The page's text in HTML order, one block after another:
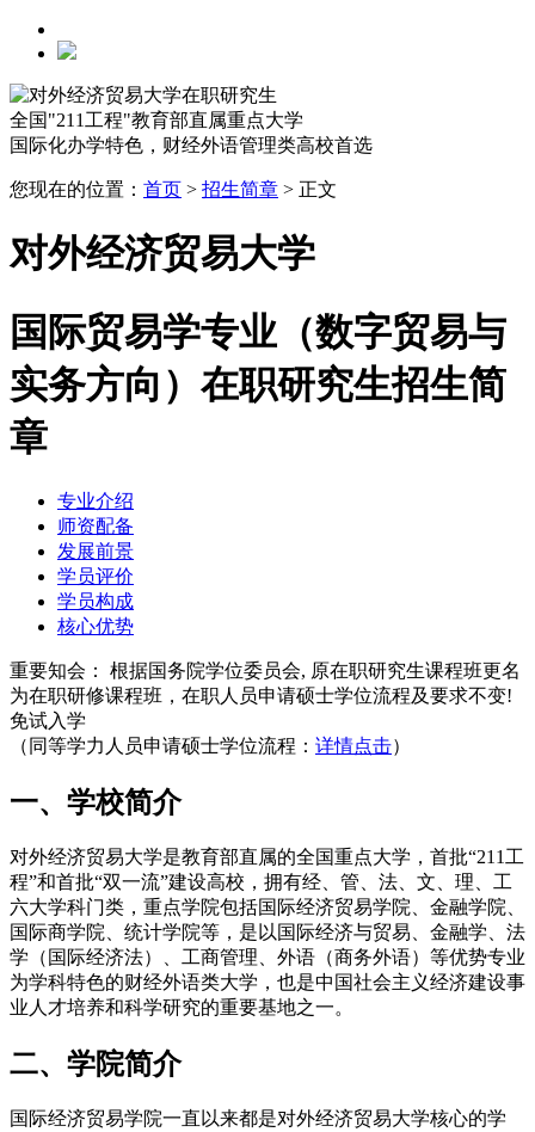
全国"211工程"教育部直属重点大学
国际化办学特色，财经外语管理类高校首选
您现在的位置： 首页 > 招生简章 > 正文
对外经济贸易大学
国际贸易学专业（数字贸易与
实务方向）在职研究生招生简
章
专业介绍
师资配备
发展前景
学员评价
学员构成
核心优势
重要知会：
根据国务院学位委员会, 原在职研究生课程班更名
为在职研修课程班，在职人员申请硕士学位流程及要求不变!
免试入学
（同等学力人员申请硕士学位流程： 详情点击）
一、学校简介
对外经济贸易大学是教育部直属的全国重点大学，首批“211工
程”和首批“双一流”建设高校，拥有经、管、法、文、理、工
六大学科门类，重点学院包括国际经济贸易学院、金融学院、
国际商学院、统计学院等，是以国际经济与贸易、金融学、法
学（国际经济法）、工商管理、外语（商务外语）等优势专业
为学科特色的财经外语类大学，也是中国社会主义经济建设事
业人才培养和科学研究的重要基地之一。
二、学院简介
国际经济贸易学院一直以来都是对外经济贸易大学核心的学